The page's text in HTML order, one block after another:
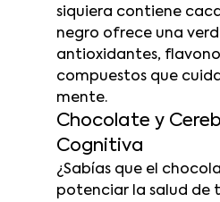
siquiera contiene
negro ofrece una
antioxidantes,
compuestos que
mente.
Chocolate y
Cognitiva
¿Sabías que el
potenciar la salud de